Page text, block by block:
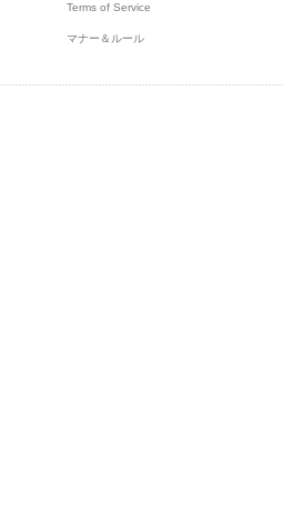
Terms of Service
マナー＆ルール